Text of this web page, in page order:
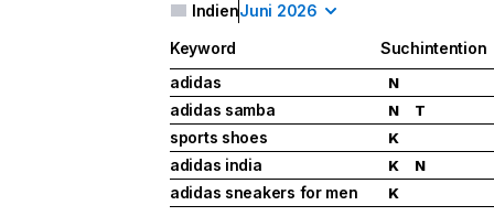
IndienJuni 2026
Keyword
Suchintention
adidas
N
adidas samba N T
sports shoes K
adidas india K N
adidas sneakers for men K